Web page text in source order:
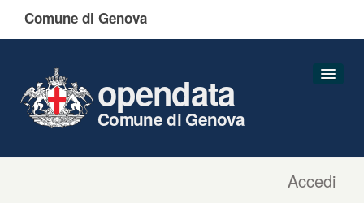
Comune di Genova
Accedi
opendata
Comune di Genova